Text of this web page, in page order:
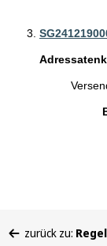
befinden
zurück zu: